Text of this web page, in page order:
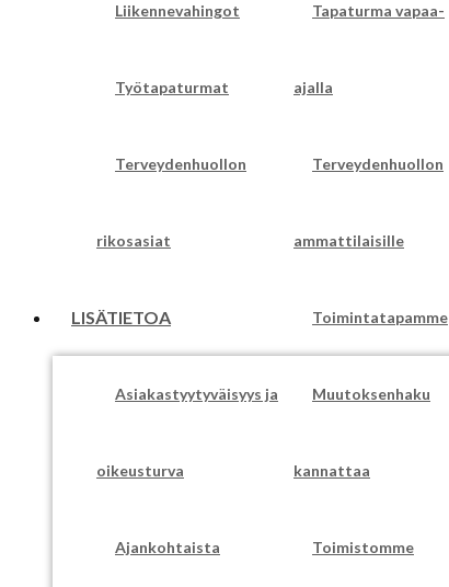
Liikennevahingot Tapaturma vapaa-
ajalla
Työtapaturmat
Terveydenhuollon
ammattilaisille
Terveydenhuollon
rikosasiat
Toimintatapamme
LISÄTIETOA
Asiakastyytyväisyys ja
oikeusturva
Muutoksenhaku
kannattaa
Ajankohtaista Toimistomme